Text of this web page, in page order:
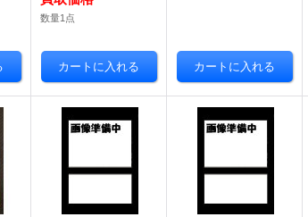
数量1点